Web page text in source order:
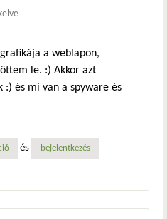
a weblapon,
le. :) Akkor azt
és mi van a spyware és
és bejelentkezés